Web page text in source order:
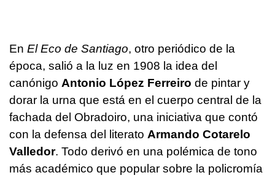
En El Eco de Santiago, otro periódico de la
época, salió a la luz en 1908 la idea del
canónigo Antonio López Ferreiro de pintar y
dorar la urna que está en el cuerpo central de la
fachada del Obradoiro, una iniciativa que contó
con la defensa del literato Armando Cotarelo
Valledor. Todo derivó en una polémica de tono
más académico que popular sobre la policromía